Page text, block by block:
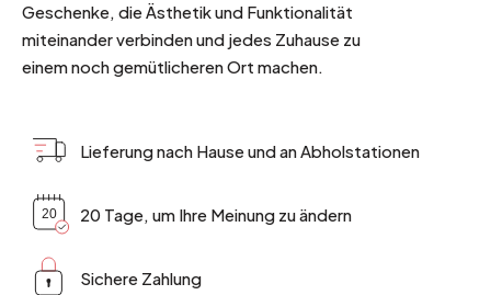
Geschenke, die Ästhetik und Funktionalität
miteinander verbinden und jedes Zuhause zu
einem noch gemütlicheren Ort machen.
Lieferung nach Hause und an Abholstationen
20 Tage, um Ihre Meinung zu ändern
Sichere Zahlung